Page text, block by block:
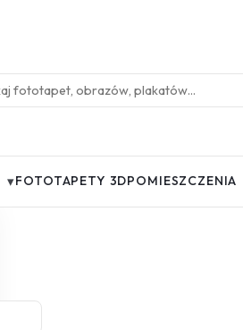
▾FOTOTAPETY 3DPOMIESZCZENIA